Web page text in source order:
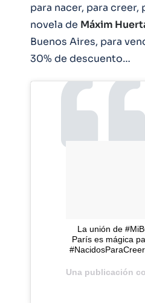
para nacer, para creer,
novela de Máxim
Buenos Aires, para
30% de descuento…
La unión de
París es mágica